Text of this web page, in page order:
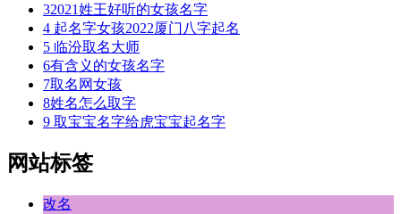
32021姓王好听的女孩名字
4 起名字女孩2022厦门八字起名
5 临汾取名大师
6有含义的女孩名字
7取名网女孩
8姓名怎么取字
9 取宝宝名字给虎宝宝起名字
网站标签
改名